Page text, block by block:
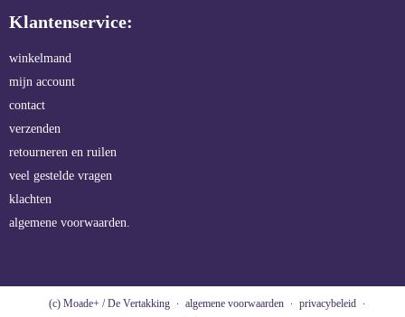
Klantenservice:
winkelmand
mijn account
contact
verzenden
retourneren en ruilen
veel gestelde vragen
klachten
algemene voorwaarden.
(c) Moade+ / De Vertakking algemene voorwaarden
privacybeleid